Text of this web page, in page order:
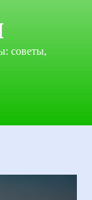
советы,